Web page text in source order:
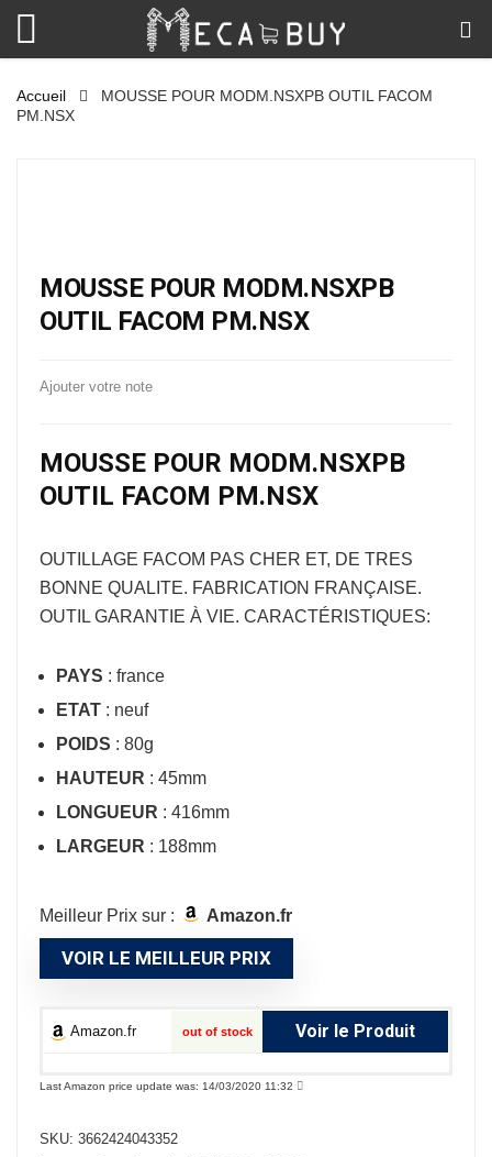
Accueil
MOUSSE POUR MODM.NSXPB OUTIL FACOM
PM.NSX
MOUSSE POUR MODM.NSXPB
OUTIL FACOM PM.NSX
Ajouter votre note
MOUSSE POUR MODM.NSXPB
OUTIL FACOM PM.NSX
OUTILLAGE FACOM PAS CHER ET, DE TRES
BONNE QUALITE. FABRICATION FRANÇAISE.
OUTIL GARANTIE À VIE. CARACTÉRISTIQUES:
PAYS : france
ETAT : neuf
POIDS : 80g
HAUTEUR : 45mm
LONGUEUR : 416mm
LARGEUR : 188mm
Meilleur Prix sur : Amazon.fr
VOIR LE MEILLEUR PRIX
Amazon.fr out of stock Voir le Produit
Last Amazon price update was: 14/03/2020 11:32
SKU: 3662424043352